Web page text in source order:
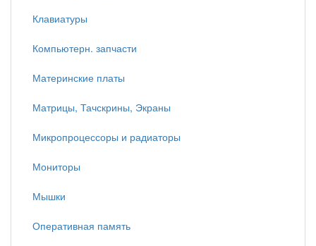
Клавиатуры
Компьютерн. запчасти
Материнские платы
Матрицы, Тачскрины, Экраны
Микропроцессоры и радиаторы
Мониторы
Мышки
Оперативная память